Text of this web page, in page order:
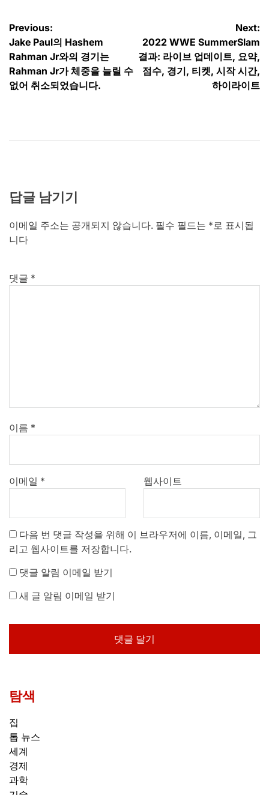
글
탐
색
Previous:
Jake Paul의 Hashem
Rahman Jr와의 경기는
Rahman Jr가 체중을 늘릴 수
없어 취소되었습니다.
Next:
2022 WWE SummerSlam
결과: 라이브 업데이트, 요약,
점수, 경기, 티켓, 시작 시간,
하이라이트
답글 남기기
이메일 주소는 공개되지 않습니다. 필수 필드는 *로 표시됩
니다
댓글 *
이름 *
이메일 * 웹사이트
다음 번 댓글 작성을 위해 이 브라우저에 이름, 이메일, 그
리고 웹사이트를 저장합니다.
댓글 알림 이메일 받기
새 글 알림 이메일 받기
탐색
집
톱 뉴스
세계
경제
과학